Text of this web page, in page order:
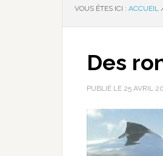
VOUS ÊTES ICI : ACCUEIL
Des
PUBLIÉ LE 25 AVRIL